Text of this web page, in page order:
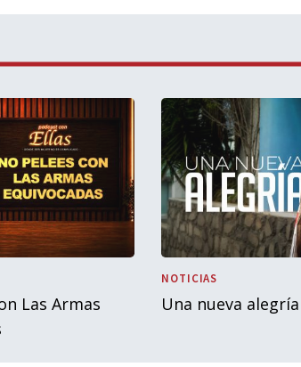
Las Armas
NOTICIAS
Una nueva alegría